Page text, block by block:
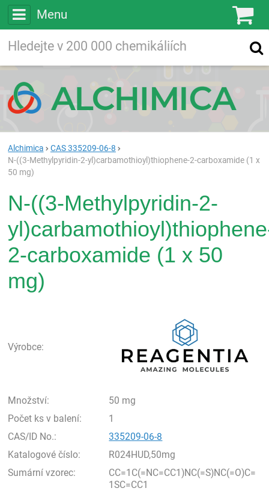
Menu
Vyhledávání
Alchimica
CAS 335209-06-8
N-((3-Methylpyridin-2-yl)carbamothioyl)thiophene-2-carboxamide (1 x
50 mg)
N-((3-Methylpyridin-2-
2-carboxamide (1 x 50
mg)
Výrobce:
Množství:
50 mg
Počet ks v balení:
1
CAS/ID No.:
335209-06-8
Katalogové číslo:
R024HUD,50mg
Sumární vzorec:
CC=1C(=NC=CC1)NC(=S)NC(=O)C=
1SC=CC1